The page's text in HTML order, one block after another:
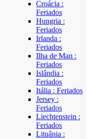
Croácia :
Feriados
Hungria :
Feriados
Irlanda :
Feriados
Ilha de Man :
Feriados
Islândia :
Feriados
Itália : Feriados
Jersey :
Feriados
Liechtenstein :
Feriados
Lituânia :